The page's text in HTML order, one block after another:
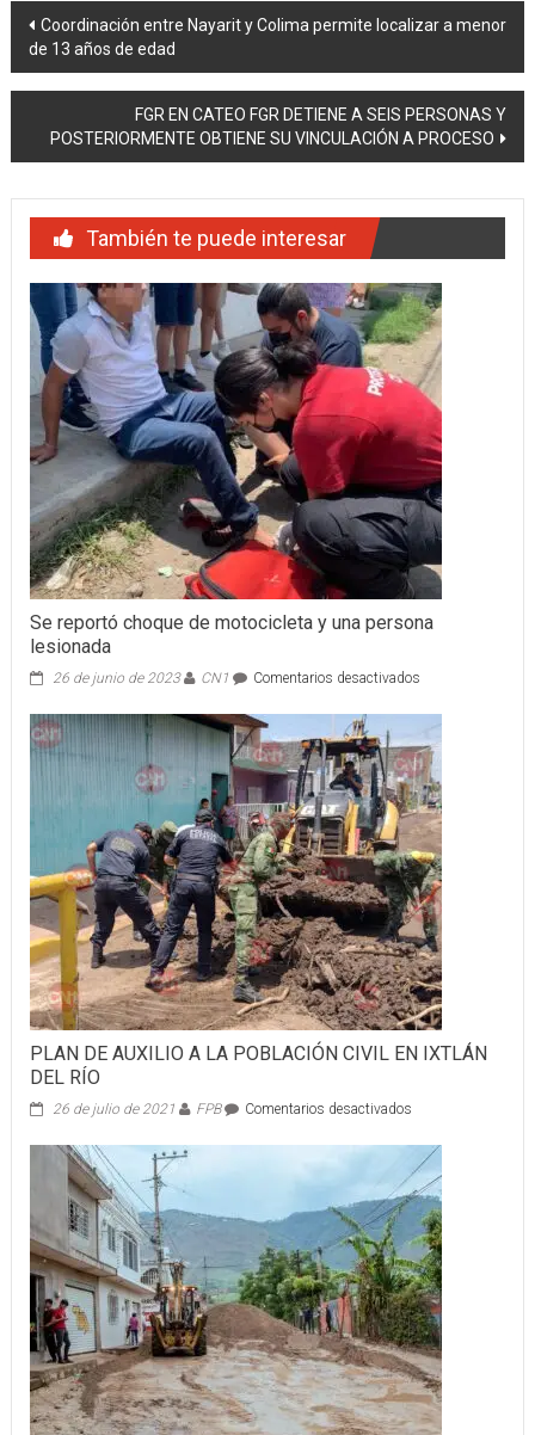
Navegación
de
entradas
Coordinación entre Nayarit y Colima permite localizar a menor
de 13 años de edad
FGR EN CATEO FGR DETIENE A SEIS PERSONAS Y
POSTERIORMENTE OBTIENE SU VINCULACIÓN A PROCESO
También te puede interesar
Se reportó choque de motocicleta y una persona
lesionada
26 de junio de 2023 CN1 Comentarios desactivadosen
choque
de
motocicleta
y
una
persona
lesionada
PLAN DE AUXILIO A LA POBLACIÓN CIVIL EN IXTLÁN
DEL RÍO
26 de julio de 2021 FPB Comentarios desactivadosen
AUXILIO
A
LA
POBLACIÓN
CIVIL
EN
IXTLÁN
DEL
RÍO